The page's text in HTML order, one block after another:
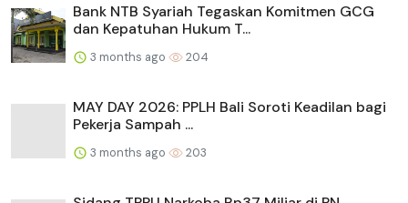
Bank NTB Syariah Tegaskan Komitmen GCG
dan Kepatuhan Hukum T...
3 months ago 204
MAY DAY 2026: PPLH Bali Soroti Keadilan bagi
Pekerja Sampah ...
3 months ago 203